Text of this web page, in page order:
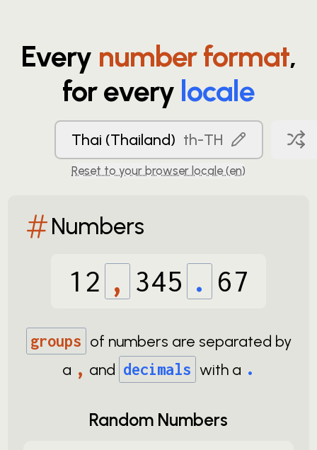
Every number format,
for every locale
Thai (Thailand) th-TH
Reset to your browser locale (en)
Numbers
12 , 345 . 67
groups of numbers are separated by
a , and decimals with a .
Random Numbers